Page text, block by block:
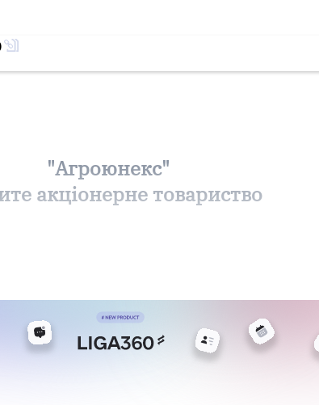
"Агроюнекс"
акціонерне товариство